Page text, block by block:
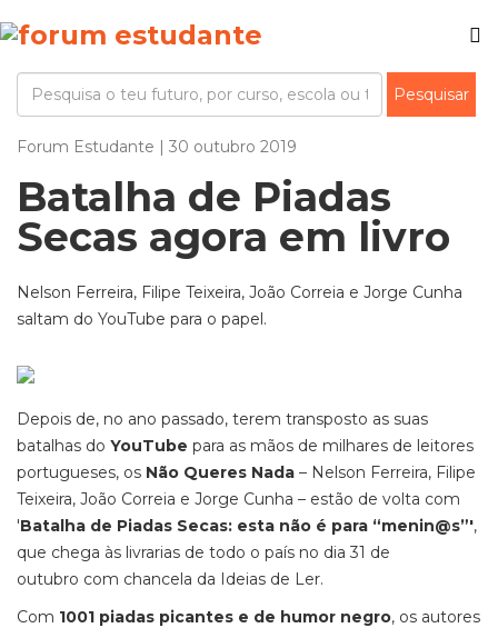
Forum Estudante | 30 outubro 2019
Batalha de Piadas
Secas agora em livro
Nelson Ferreira, Filipe Teixeira, João Correia e Jorge Cunha
saltam do YouTube para o papel.
Depois de, no ano passado, terem transposto as suas
batalhas do YouTube para as mãos de milhares de leitores
portugueses, os Não Queres Nada – Nelson Ferreira, Filipe
Teixeira, João Correia e Jorge Cunha – estão de volta com
'Batalha de Piadas Secas: esta não é para “menin@s”',
que chega às livrarias de todo o país no dia 31 de
outubro com chancela da Ideias de Ler.
Com 1001 piadas picantes e de humor negro, os autores